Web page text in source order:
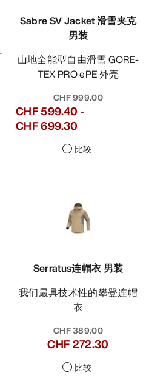
Sabre SV Jacket 滑雪夹克
男装
山地全能型自由滑雪 GORE-
TEX PRO ePE 外壳
CHF 999.00
CHF 599.40 -
CHF 699.30
比较
Serratus连帽衣 男装
我们最具技术性的攀登连帽
衣
CHF 389.00
CHF 272.30
比较